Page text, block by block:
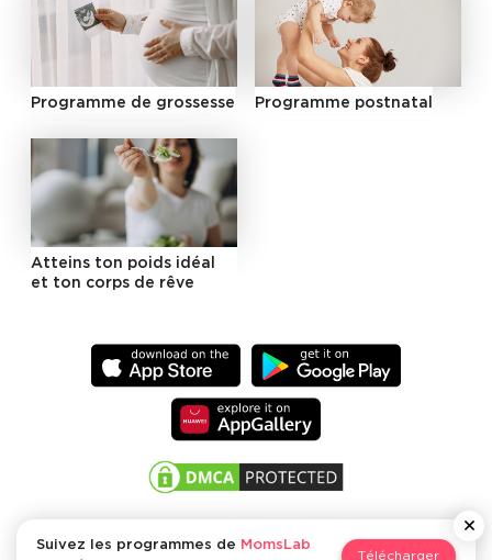
Programme de grossesse Programme postnatal
Atteins ton poids idéal
et ton corps de rêve
Suivez les programmes de
MomsLab
Télécharger